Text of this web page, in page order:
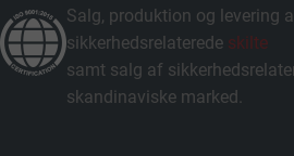
Salg, produktion og levering
sikkerhedsrelaterede skilte
samt salg af
skandinaviske marked.